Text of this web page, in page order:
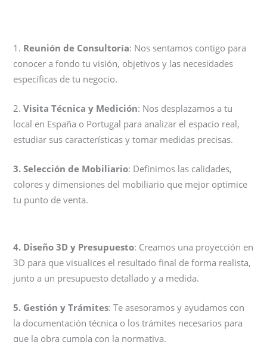
1. Reunión de Consultoría: Nos sentamos contigo para
conocer a fondo tu visión, objetivos y las necesidades
específicas de tu negocio.
2.Visita Técnica y Medición: Nos desplazamos a tu
local en España o Portugal para analizar el espacio real,
estudiar sus características y tomar medidas precisas.
3. Selección de Mobiliario: Definimos las calidades,
colores y dimensiones del mobiliario que mejor optimice
tu punto de venta.
4. Diseño 3D y Presupuesto: Creamos una proyección en
3D para que visualices el resultado final de forma realista,
junto a un presupuesto detallado y a medida.
5. Gestión y Trámites: Te asesoramos y ayudamos con
la documentación técnica o los trámites necesarios para
que la obra cumpla con la normativa.